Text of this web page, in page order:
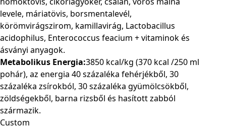
levele, máriatövis, borsmentalevél,
körömvirágszirom, kamillavirág, Lactobacillus
acidophilus, Enterococcus feacium + vitaminok és
ásványi anyagok.
Metabolikus Energia:3850 kcal/kg (370 kcal /250 ml
pohár), az energia 40 százaléka fehérjékből, 30
százaléka zsírokból, 30 százaléka gyümölcsökből,
zöldségekből, barna rizsből és hasított zabból
származik.
Custom